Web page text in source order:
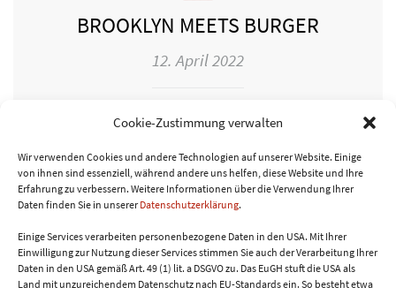
Cookie-Zustimmung verwalten
Wir verwenden Cookies und andere Technologien auf unserer Website. Einige
von ihnen sind essenziell, während andere uns helfen, diese Website und Ihre
Erfahrung zu verbessern. Weitere Informationen über die Verwendung Ihrer
Daten finden Sie in unsererDatenschutzerklärung.
Einige Services verarbeiten personenbezogene Daten in den USA. Mit Ihrer
Einwilligung zur Nutzung dieser Services stimmen Sie auch der Verarbeitung Ihrer
Daten in den USA gemäß Art. 49 (1) lit. a DSGVO zu. Das EuGH stuft die USA als
Land mit unzureichendem Datenschutz nach EU-Standards ein. So besteht etwa
BROOKLYN MEETS BURGER
12. April 2022
Götter ihr Spiel getrieben, Amor, der Gott der
Liebe und Bacchus, der Gott des…
WEITERLESEN